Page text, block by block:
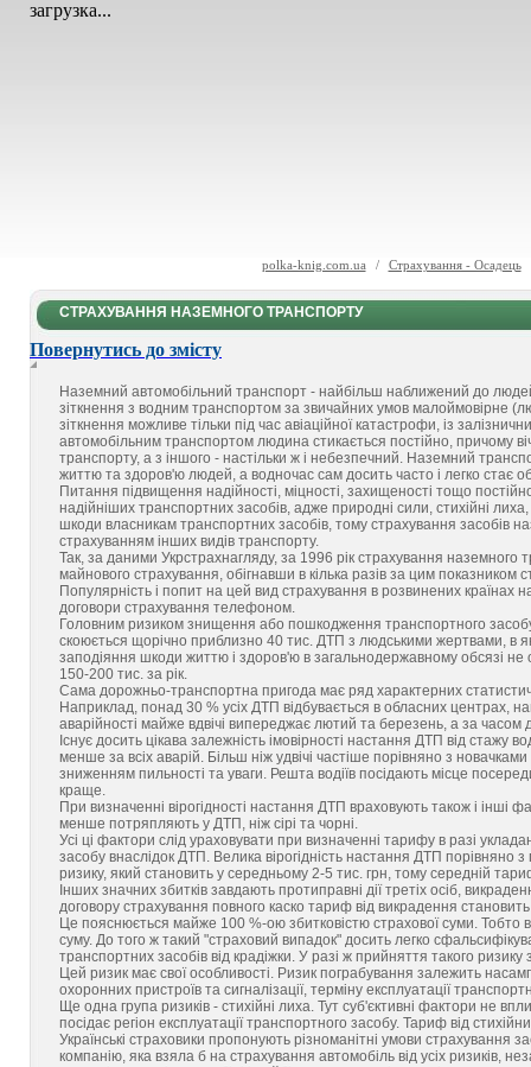
загрузка...
polka-knig.com.ua / Страхування - Осадець
СТРАХУВАННЯ НАЗЕМНОГО ТРАНСПОРТУ
Повернутись до змісту
Наземний автомобільний транспорт - найбільш наближений до
зіткнення з водним транспортом за звичайних умов малоймовірне
зіткнення можливе тільки під час авіаційної катастрофи, із
автомобільним транспортом людина стикається постійно, причому
транспорту, а з іншого - настільки ж і небезпечний. Наземний
життю та здоров'ю людей, а водночас сам досить часто і легко стає
Питання підвищення надійності, міцності, захищеності тощо
надійніших транспортних засобів, адже природні сили, стихійні
шкоди власникам транспортних засобів, тому страхування засобів
страхуванням інших видів транспорту.
Так, за даними Укрстрахнагляду, за 1996 рік страхування
майнового страхування, обігнавши в кілька разів за цим показником
Популярність і попит на цей вид страхування в розвинених країнах
договори страхування телефоном.
Головним ризиком знищення або пошкодження транспортного
скоюється щорічно приблизно 40 тис. ДТП з людськими жертвами, в
заподіяння шкоди життю і здоров'ю в загальнодержавному обсязі
150-200 тис. за рік.
Сама дорожньо-транспортна пригода має ряд характерних
Наприклад, понад 30 % усіх ДТП відбувається в обласних центрах,
аварійності майже вдвічі випереджає лютий та березень, а за часом
Існує досить цікава залежність імовірності настання ДТП від стажу
менше за всіх аварій. Більш ніж удвічі частіше порівняно з
зниженням пильності та уваги. Решта водіїв посідають місце
краще.
При визначенні вірогідності настання ДТП враховують також і інші
менше потряпляють у ДТП, ніж сірі та чорні.
Усі ці фактори слід ураховувати при визначенні тарифу в разі
засобу внаслідок ДТП. Велика вірогідність настання ДТП
ризику, який становить у середньому 2-5 тис. грн, тому середній
Інших значних збитків завдають протиправні дії третіх осіб,
договору страхування повного каско тариф від викрадення
Це пояснюється майже 100 %-ою збитковістю страхової суми. Тобто
суму. До того ж такий "страховий випадок" досить легко
транспортних засобів від крадіжки. У разі ж прийняття такого
Цей ризик має свої особливості. Ризик пограбування залежить
охоронних пристроїв та сигналізації, терміну експлуатації
Ще одна група ризиків - стихійні лиха. Тут суб'єктивні фактори не
посідає регіон експлуатації транспортного засобу. Тариф від
Українські страховики пропонують різноманітні умови страхування
компанію, яка взяла б на страхування автомобіль від усіх ризиків,